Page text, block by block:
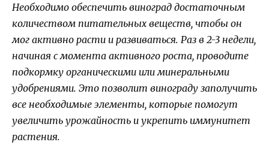
Необходимо обеспечить виноград достаточным
количеством питательных веществ, чтобы он
мог активно расти и развиваться. Раз в 2-3 недели,
начиная с момента активного роста, проводите
подкормку органическими или минеральными
удобрениями. Это позволит винограду заполучить
все необходимые элементы, которые помогут
увеличить урожайность и укрепить иммунитет
растения.